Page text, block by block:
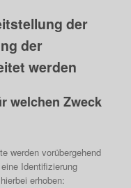
der
der
werden
welchen Zweck
werden vorübergehend
Identifizierung
erhoben: